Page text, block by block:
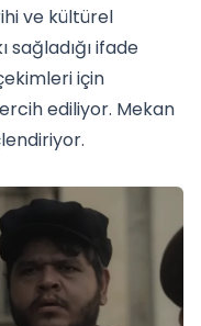
ve kültürel
sağladığı ifade
için
ediliyor. Mekan